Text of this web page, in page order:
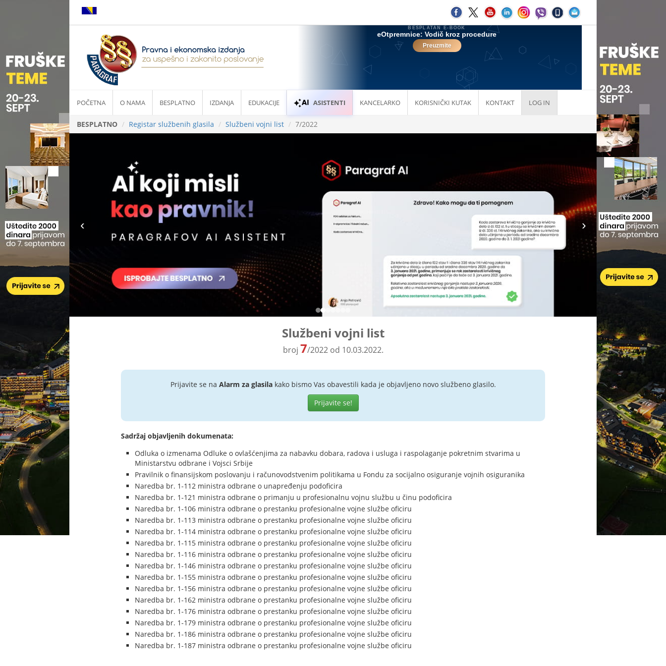
POČETNA O NAMA BESPLATNO IZDANJA EDUKACIJE ASISTENTI KANCELARKO KORISNIČKI KUTAK KONTAKT LOG IN
BESPLATNO Registar službenih glasila Službeni vojni list 7/2022
Službeni vojni list
broj 7/2022 od 10.03.2022.
Prijavite se na Alarm za glasilakako bismo Vas obavestili kada je objavljeno novo službeno glasilo.
Prijavite se!
Sadržaj objavljenih dokumenata:
Odluka o izmenama Odluke o ovlašćenjima za nabavku dobara, radova i usluga i raspolaganje pokretnim stvarima u
Ministarstvu odbrane i Vojsci Srbije
Pravilnik o finansijskom poslovanju i računovodstvenim politikama u Fondu za socijalno osiguranje vojnih osiguranika
Naredba br. 1-112 ministra odbrane o unapređenju podoficira
Naredba br. 1-121 ministra odbrane o primanju u profesionalnu vojnu službu u činu podoficira
Naredba br. 1-106 ministra odbrane o prestanku profesionalne vojne službe oficiru
Naredba br. 1-113 ministra odbrane o prestanku profesionalne vojne službe oficiru
Naredba br. 1-114 ministra odbrane o prestanku profesionalne vojne službe oficiru
Naredba br. 1-115 ministra odbrane o prestanku profesionalne vojne službe oficiru
Naredba br. 1-116 ministra odbrane o prestanku profesionalne vojne službe oficiru
Naredba br. 1-146 ministra odbrane o prestanku profesionalne vojne službe oficiru
Naredba br. 1-155 ministra odbrane o prestanku profesionalne vojne službe oficiru
Naredba br. 1-156 ministra odbrane o prestanku profesionalne vojne službe oficiru
Naredba br. 1-162 ministra odbrane o prestanku profesionalne vojne službe oficiru
Naredba br. 1-176 ministra odbrane o prestanku profesionalne vojne službe oficiru
Naredba br. 1-179 ministra odbrane o prestanku profesionalne vojne službe oficiru
Naredba br. 1-186 ministra odbrane o prestanku profesionalne vojne službe oficiru
Naredba br. 1-187 ministra odbrane o prestanku profesionalne vojne službe oficiru